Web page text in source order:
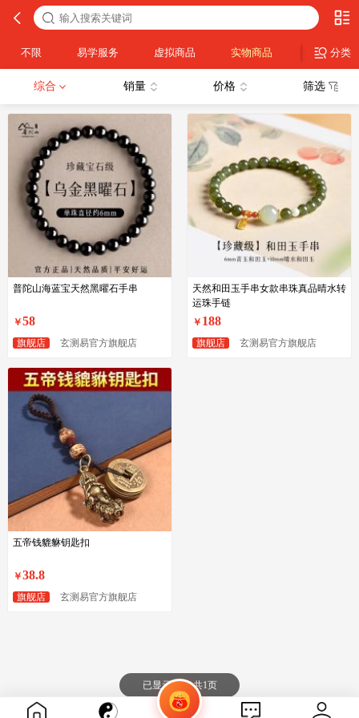
不限 易学服务 虚拟商品 实物商品 分类
综合 销量 价格 筛选
普陀山海蓝宝天然黑曜石手串
￥58
旗舰店 玄测易官方旗舰店
天然和田玉手串女款串珠真品晴水转
运珠手链
￥ 188
旗舰店 玄测易官方旗舰店
五帝钱貔貅钥匙扣
￥38.8
旗舰店 玄测易官方旗舰店
已显示1页 / 共1页